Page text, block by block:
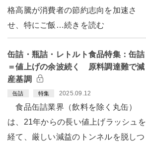
格高騰が消費者の節約志向を加速さ
せ、特にご飯…続きを読む
缶詰・瓶詰・レトルト食品特集：缶詰
＝値上げの余波続く 原料調達難で減
産基調
缶詰 特集 2025.09.12
食品缶詰業界（飲料を除く丸缶）
は、21年からの長い値上げラッシュを
経て、厳しい減益のトンネルを脱しつ